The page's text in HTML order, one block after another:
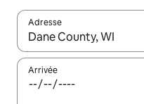
Adresse
Lorsque les résultats
Arrivée